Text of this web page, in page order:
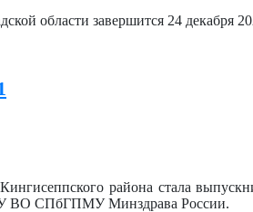
области завершится 24 декабря
Кингисеппского района стала
ВО СПбГПМУ Минздрава России.